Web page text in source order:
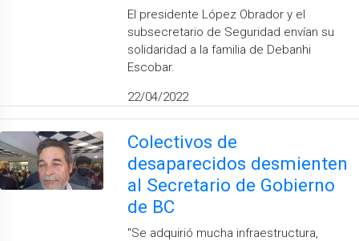
El presidente López Obrador y el
subsecretario de Seguridad envían su
solidaridad a la familia de Debanhi
Escobar.
22/04/2022
Colectivos de
desaparecidos desmienten
al Secretario de Gobierno
de BC
''Se adquirió mucha infraestructura,